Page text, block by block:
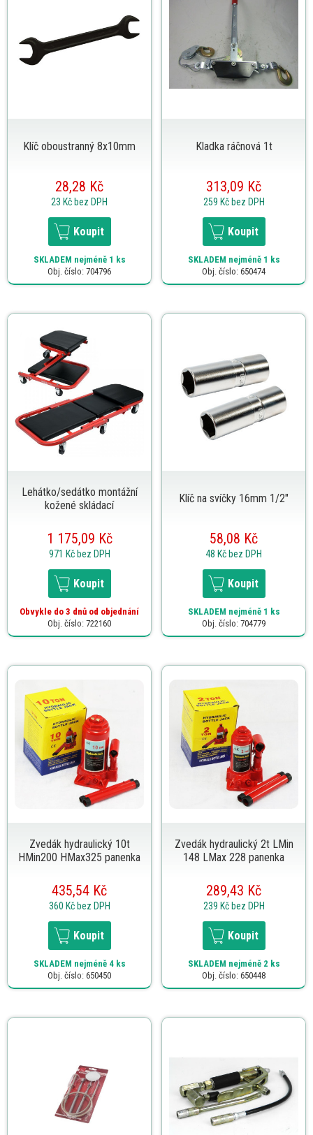
Klíč oboustranný 8x10mm
28,28 Kč
23 Kč bez DPH
Koupit
SKLADEM nejméně 1 ks
Obj. číslo: 704796
Kladka ráčnová 1t
313,09 Kč
259 Kč bez DPH
Koupit
SKLADEM nejméně 1 ks
Obj. číslo: 650474
Lehátko/sedátko montážní
kožené skládací
1 175,09 Kč
971 Kč bez DPH
Koupit
Obvykle do 3 dnů od objednání
Obj. číslo: 722160
Klíč na svíčky 16mm 1/2"
58,08 Kč
48 Kč bez DPH
Koupit
SKLADEM nejméně 1 ks
Obj. číslo: 704779
Zvedák hydraulický 10t
HMin200 HMax325 panenka
435,54 Kč
360 Kč bez DPH
Koupit
SKLADEM nejméně 4 ks
Obj. číslo: 650450
Zvedák hydraulický 2t LMin
148 LMax 228 panenka
289,43 Kč
239 Kč bez DPH
Koupit
SKLADEM nejméně 2 ks
Obj. číslo: 650448